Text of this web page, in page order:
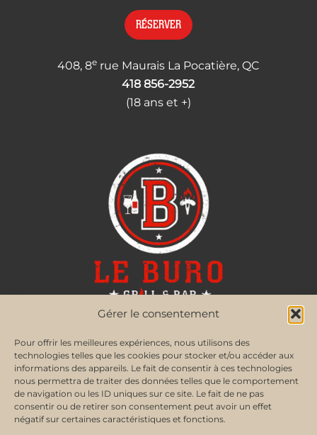
Gérer le consentement
Pour offrir les meilleures expériences, nous utilisons des
technologies telles que les cookies pour stocker et/ou accéder aux
informations des appareils. Le fait de consentir à ces technologies
nous permettra de traiter des données telles que le comportement
de navigation ou les ID uniques sur ce site. Le fait de ne pas
consentir ou de retirer son consentement peut avoir un effet
négatif sur certaines caractéristiques et fonctions.
RÉSERVER
408, 8e rue Maurais La Pocatière, QC
418 856-2952
(18 ans et +)
RÉSEAUX SOCIAUX